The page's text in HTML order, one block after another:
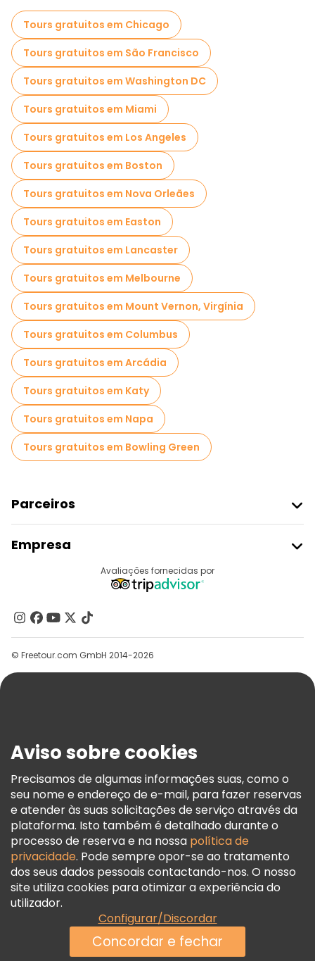
Tours gratuitos em Chicago
Tours gratuitos em São Francisco
Tours gratuitos em Washington DC
Tours gratuitos em Miami
Tours gratuitos em Los Angeles
Tours gratuitos em Boston
Tours gratuitos em Nova Orleães
Tours gratuitos em Easton
Tours gratuitos em Lancaster
Tours gratuitos em Melbourne
Tours gratuitos em Mount Vernon, Virgínia
Tours gratuitos em Columbus
Tours gratuitos em Arcádia
Tours gratuitos em Katy
Tours gratuitos em Napa
Tours gratuitos em Bowling Green
Parceiros
Registo Do Fornecedor
Programa De Afiliados
Empresa
Contacte-Nos
Grupos
Ajuda
Termos E Informações Legais
Política De Cookies
Freetour Prémios
Programa De Fidelidade
Avaliações fornecidas por
© Freetour.com GmbH 2014-2026
Aviso sobre cookies
Precisamos de algumas informações suas, como o
seu nome e endereço de e-mail, para fazer reservas
e atender às suas solicitações de serviço através da
plataforma. Isto também é detalhado durante o
processo de reserva e na nossa política de
privacidade. Pode sempre opor-se ao tratamento
dos seus dados pessoais contactando-nos. O nosso
site utiliza cookies para otimizar a experiência do
utilizador.
Configurar/Discordar
Concordar e fechar